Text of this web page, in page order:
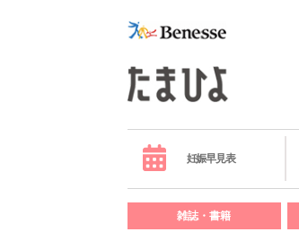
妊娠早見表
雑誌・書籍